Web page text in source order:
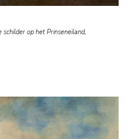
op het Prinseneiland,